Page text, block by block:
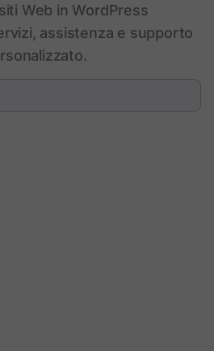
Web in WordPress
assistenza e supporto